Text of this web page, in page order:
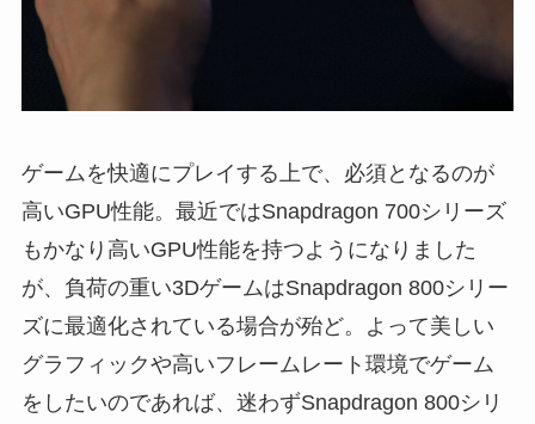
ゲームを快適にプレイする上で、必須となるのが
高いGPU性能。最近ではSnapdragon 700シリーズ
もかなり高いGPU性能を持つようになりました
が、負荷の重い3DゲームはSnapdragon 800シリー
ズに最適化されている場合が殆ど。よって美しい
グラフィックや高いフレームレート環境でゲーム
をしたいのであれば、迷わずSnapdragon 800シリ